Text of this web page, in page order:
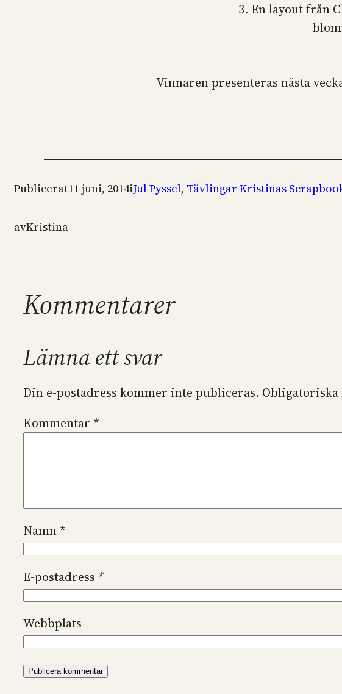
3. En layout från
Vinnaren presenteras nästa
Publicerat11 juni, 2014iJul Pyssel, Tävlingar Kristinas
avKristina
Kommentarer
Lämna ett svar
Din e-postadress kommer inte publiceras.
Kommentar *
Namn *
E-postadress *
Webbplats